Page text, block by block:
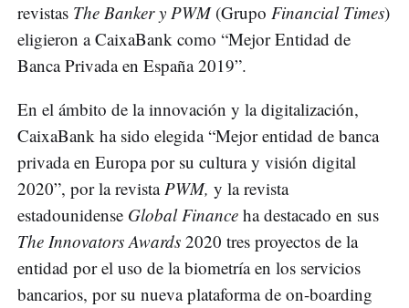
revistas The Banker y PWM (Grupo Financial Times)
eligieron a CaixaBank como “Mejor Entidad de
Banca Privada en España 2019”.
En el ámbito de la innovación y la digitalización,
CaixaBank ha sido elegida “Mejor entidad de banca
privada en Europa por su cultura y visión digital
2020”, por la revistaPWM, y la revista
estadounidense Global Finance ha destacado en sus
The Innovators Awards 2020 tres proyectos de la
entidad por el uso de la biometría en los servicios
bancarios, por su nueva plataforma de on-boarding